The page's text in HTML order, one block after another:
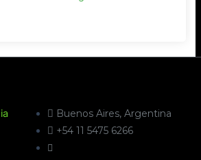
Buenos Aires, Argentina
+54 11 5475 6266